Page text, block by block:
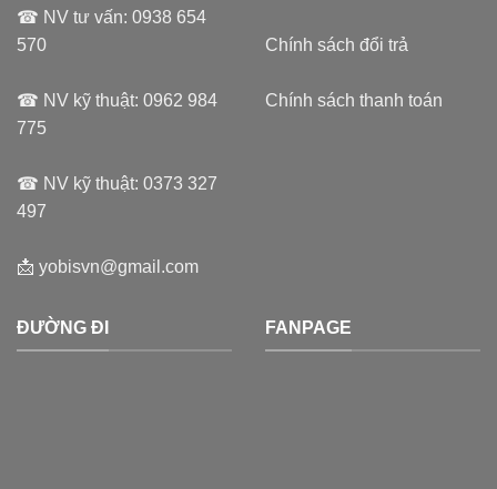
☎ NV tư vấn: 0938 654
570
☎ NV kỹ thuật: 0962 984
775
☎ NV kỹ thuật: 0373 327
497
📩 yobisvn@gmail.com
Chính sách đổi trả
Chính sách thanh toán
ĐƯỜNG ĐI FANPAGE